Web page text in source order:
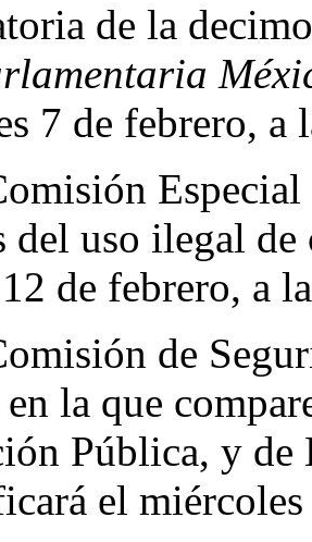
de la
7 de febrero, a
del uso ilegal
de febrero, a
de
la que
Pública, y
el